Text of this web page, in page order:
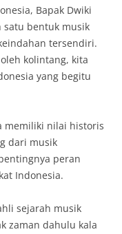
Bapak Dwiki
satu bentuk musik
tersendiri.
kolintang, kita
yang begitu
memiliki nilai historis
dari musik
peran
Indonesia.
sejarah musik
zaman dahulu kala